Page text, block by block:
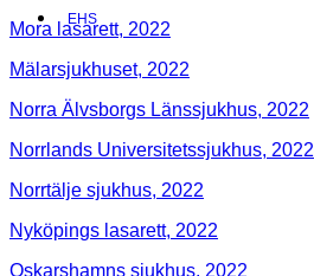
EHS
Mora lasarett, 2022
Mälarsjukhuset, 2022
Norra Älvsborgs Länssjukhus, 2022
Norrlands Universitetssjukhus, 2022
Norrtälje sjukhus, 2022
Nyköpings lasarett, 2022
Oskarshamns sjukhus, 2022